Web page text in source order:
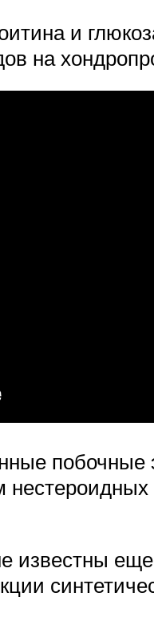
и
на
побочные
известны